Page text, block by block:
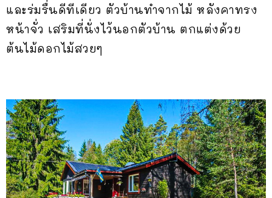
และร่มรื่นดีทีเดียว ตัวบ้านทำจากไม้ หลังคาทรง
หน้าจั่ว เสริมที่นั่งไว้นอกตัวบ้าน ตกแต่งด้วย
ต้นไม้ดอกไม้สวยๆ